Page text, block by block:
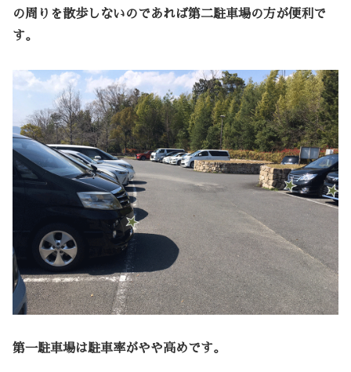
の周りを散歩しないのであれば第二駐車場の方が便利で
す。
第一駐車場は駐車率がやや高めです。